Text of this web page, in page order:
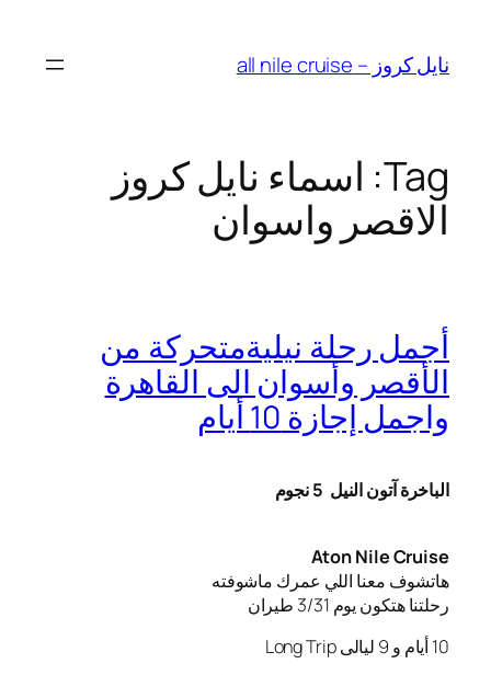
content
نايل كروز – all nile cruise
Tag: اسماء نايل كروز
الاقصر واسوان
أجمل رحلة نيليةمتحركة من
الأقصر وأسوان الى القاهرة
واجمل إجازة 10 أيام
الباخرة آتون النيل
Aton Nile Cruise
هاتشوف معنا اللي عمرك ماشوفته
رحلتنا هتكون يوم 3/31 طيران
10 أيام و 9 ليالى Long Trip